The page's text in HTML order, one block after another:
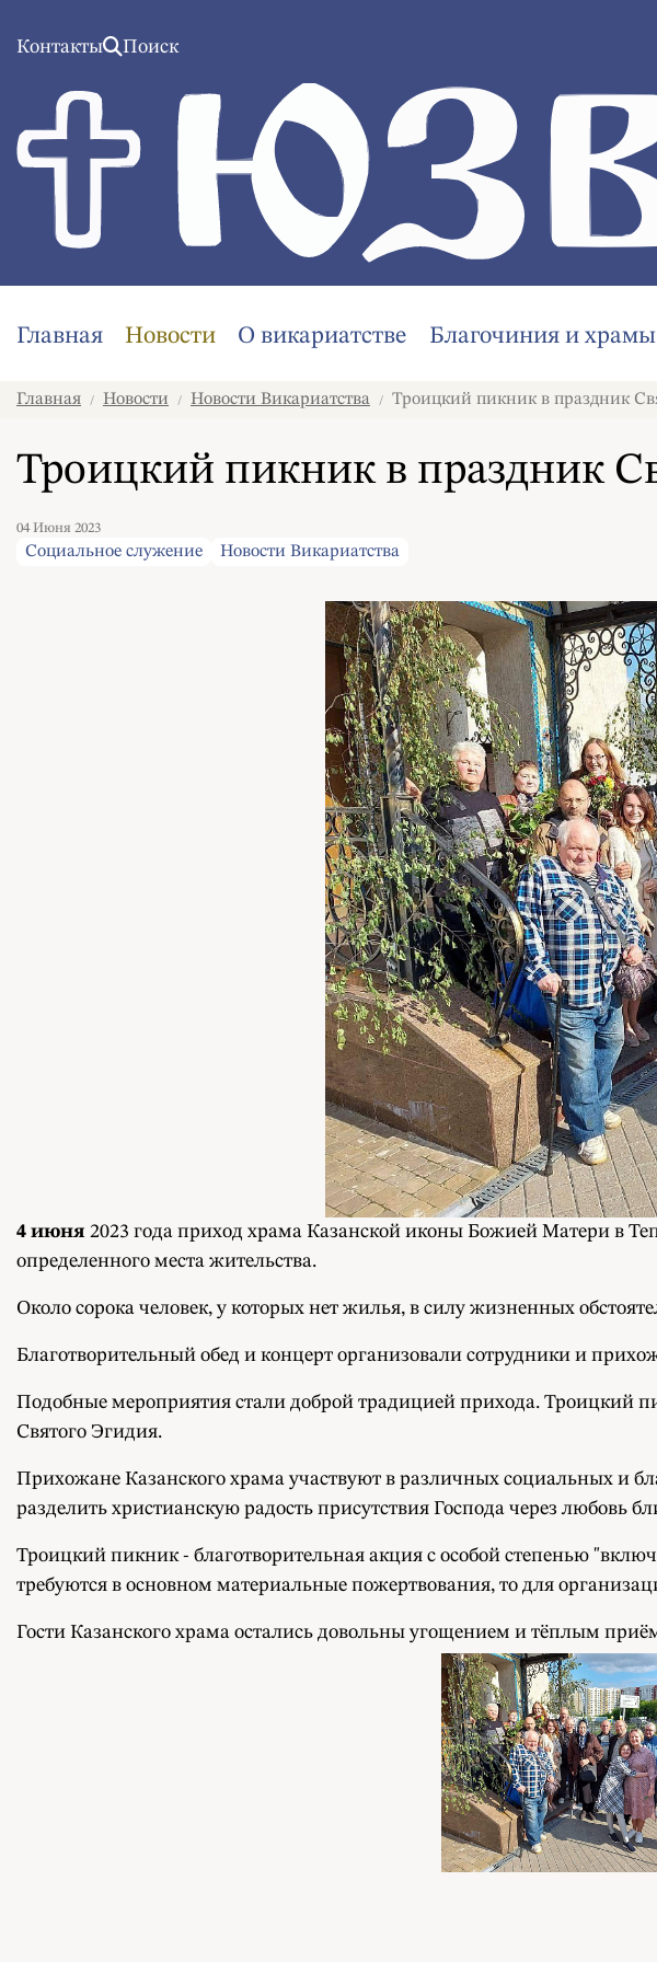
Контакты Поиск
Главная Новости О викариатстве Благочиния и храмы
Главная / Новости / Новости Викариатства / Троицкий пикник в праздник
Троицкий пикник в праздник
04 Июня 2023
Социальное служение Новости Викариатства
4 июня 2023 года приход храма Казанской иконы Божией Матери в
определенного места жительства.
Около сорока человек, у которых нет жилья, в силу жизненных
Благотворительный обед и концерт организовали сотрудники и
Подобные мероприятия стали доброй традицией прихода. Троицкий
Святого Эгидия.
Прихожане Казанского храма участвуют в различных социальных и
разделить христианскую радость присутствия Господа через любовь
Троицкий пикник - благотворительная акция с особой степенью
требуются в основном материальные пожертвования, то для
Гости Казанского храма остались довольны угощением и тёплым